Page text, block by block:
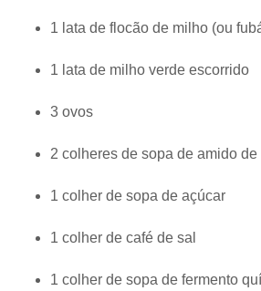
1 lata de flocão de milho (ou
1 lata de milho verde escorrido
3 ovos
2 colheres de sopa de amido
1 colher de sopa de açúcar
1 colher de café de sal
1 colher de sopa de fermento